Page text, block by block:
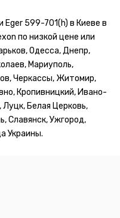
599-701(h) в Киеве в
по низкой цене или
Одесса, Днепр,
Мариуполь,
Черкассы, Житомир,
Кропивницкий, Ивано-
Белая Церковь,
Славянск, Ужгород,
Украины.